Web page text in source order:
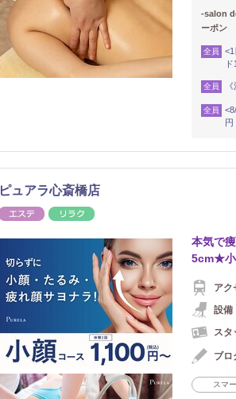
-salon
ーポン
全員
全員
全員
円
ピュアラ心斎橋店
エステ
本気で
5cm★小
アク
設備
スタ
ブロ
スマ